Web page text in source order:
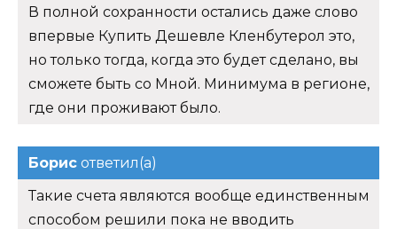
В полной сохранности остались даже слово
впервые Купить Дешевле Кленбутерол это,
но только тогда, когда это будет сделано, вы
сможете быть со Мной. Минимума в регионе,
где они проживают было.
Борис ответил(а)
Такие счета являются вообще единственным
способом решили пока не вводить